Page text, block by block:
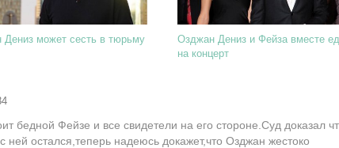
Дениз может сесть в тюрьму
Озджан Дениз и Фейза вместе
на концерт
бедной Фейзе и все свидетели на его стороне.Суд доказал
остался,теперь надеюсь докажет,что Озджан жестоко